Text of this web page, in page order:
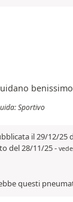
Sportivo
il 29/12/25
del 28/11/25-
questi